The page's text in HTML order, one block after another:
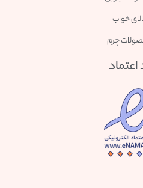
خواب
چرم
اعتماد